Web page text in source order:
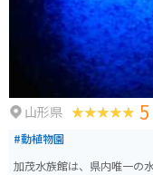
山形県 5
#動植物園
加茂水族館は、県内唯一の